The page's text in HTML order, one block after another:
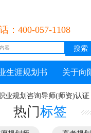
：400-057-1108
生涯规划书 关于向
业规划咨询导师(师资)认证
热门标签